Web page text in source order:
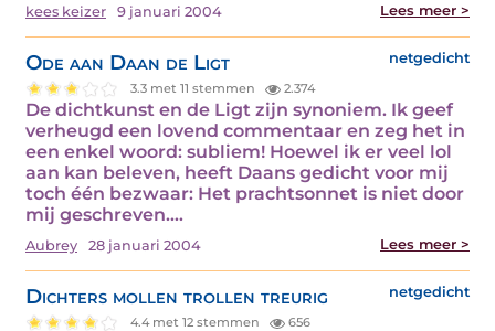
kees keizer 9 januari 2004 Lees meer >
Ode aan Daan de Ligt netgedicht
3.3 met 11 stemmen 2.374
De dichtkunst en de Ligt zijn synoniem. Ik geef
verheugd een lovend commentaar en zeg het in
een enkel woord: subliem! Hoewel ik er veel lol
aan kan beleven, heeft Daans gedicht voor mij
toch één bezwaar: Het prachtsonnet is niet door
mij geschreven.…
Aubrey 28 januari 2004 Lees meer >
Dichters mollen trollen treurig netgedicht
4.4 met 12 stemmen 656